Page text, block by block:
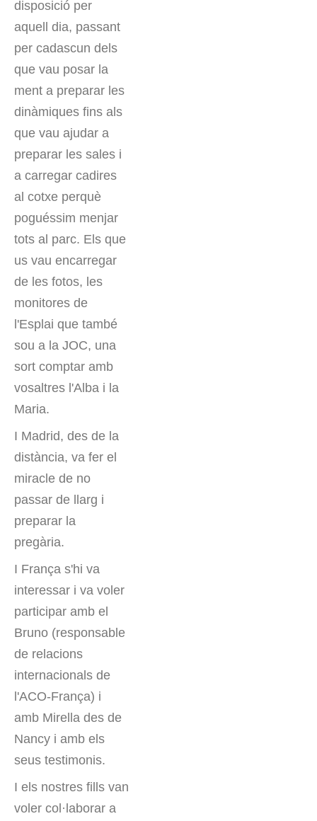
disposició per
aquell dia, passant
per cadascun dels
que vau posar la
ment a preparar les
dinàmiques fins als
que vau ajudar a
preparar les sales i
a carregar cadires
al cotxe perquè
poguéssim menjar
tots al parc. Els que
us vau encarregar
de les fotos, les
monitores de
l'Esplai que també
sou a la JOC, una
sort comptar amb
vosaltres l'Alba i la
Maria.
I Madrid, des de la
distància, va fer el
miracle de no
passar de llarg i
preparar la
pregària.
I França s'hi va
interessar i va voler
participar amb el
Bruno (responsable
de relacions
internacionals de
l'ACO-França) i
amb Mirella des de
Nancy i amb els
seus testimonis.
I els nostres fills van
voler col·laborar a